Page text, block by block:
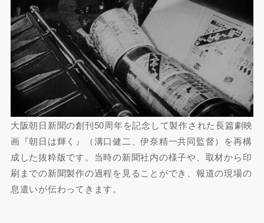
大阪朝日新聞の創刊50周年を記念して製作された長篇劇映
画『朝日は輝く』（溝口健二、伊奈精一共同監督）を再構
成した抜粋版です。当時の新聞社内の様子や、取材から印
刷までの新聞製作の過程を見ることができ、報道の現場の
息遣いが伝わってきます。